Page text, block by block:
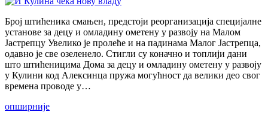
Број штићеника смањен, предстоји реорганизација специјалне
установе за децу и омладину ометену у развоју на Малом
Јастрепцу Увелико је пролеће и на падинама Малог Јастрепца,
одавно је све озеленело. Стигли су коначно и топлији дани
што штићеницима Дома за децу и омладину ометену у развоју
у Кулини код Алексинца пружа могућност да велики део свог
времена проводе у…
опширније